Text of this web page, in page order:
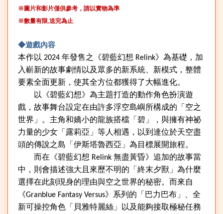
※圖片和影片僅供參考，請以實物為準
※數量有限,送完為止
◆遊戲內容
本作以 2024 年發售之《碧藍幻想 Relink》為基礎，加
入嶄新的故事劇情以及眾多的新系統、新模式，整體
要素全面更新，使其全方位都獲得了大幅進化。
以《碧藍幻想》為主題打造的動作角色扮演遊
戲，故事舞台設定在由許多浮空島嶼所構成的「空之
世界」。主角和嬌小的龍族搭檔「碧」，與擁有神祕
力量的少女「露莉亞」等人相遇，以到達位於天空盡
頭的傳說之島「伊斯塔魯西亞」為目標展開旅程。
而在《碧藍幻想 Relink 無盡黃昏》追加的故事當
中，則會描述強大且來歷不明的「終末夕獸」為什麼
選擇在此刻現身的理由與空之世界的秘密。而來自
《Granblue Fantasy Versus》系列的「巴力巴布」、全
新可操控角色「貝雅特麗絲」以及能夠接取極秘任務